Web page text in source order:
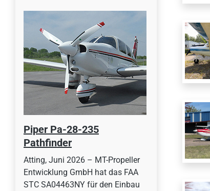
Piper Pa-28-235
Pathfinder
Atting, Juni 2026 – MT-Propeller
Entwicklung GmbH hat das FAA
STC SA04463NY für den Einbau